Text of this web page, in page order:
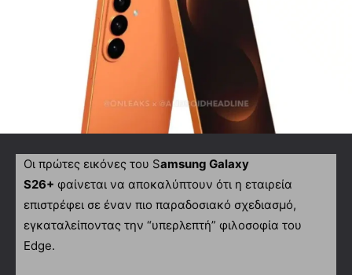
Οι πρώτες εικόνες του Samsung Galaxy
S26+ φαίνεται να αποκαλύπτουν ότι η εταιρεία
επιστρέφει σε έναν πιο παραδοσιακό σχεδιασμό,
εγκαταλείποντας την “υπερλεπτή” φιλοσοφία του
Edge.